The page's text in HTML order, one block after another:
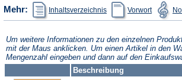
Mehr: Inhaltsverzeichnis
(Öffnet
in
einem
Tab)
Vorwort
(Öffnet
in
einem
Tab)
Um weitere Informationen zu den einzelnen
mit der Maus anklicken. Um einen Artikel in den
Mengenzahl eingeben und dann auf den
Beschreibung